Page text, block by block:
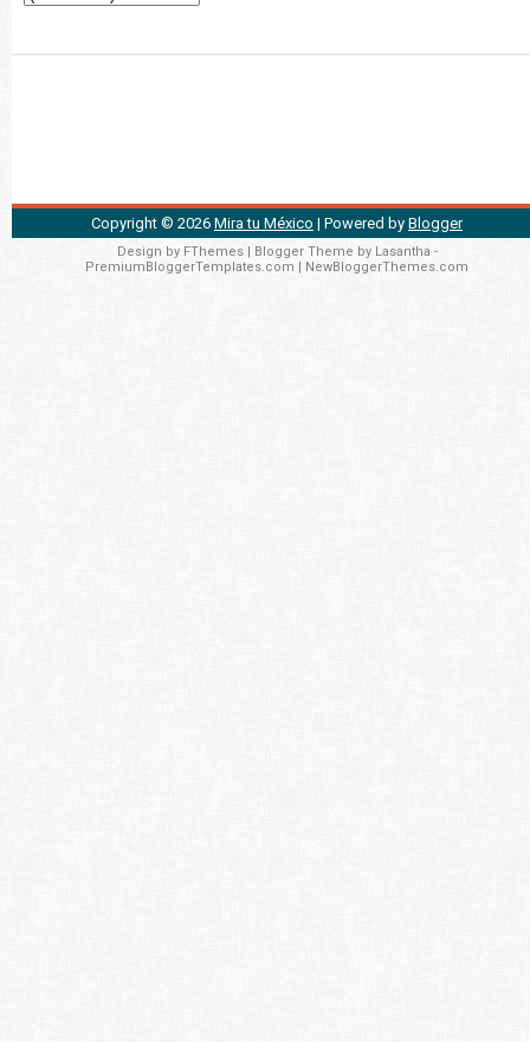
Copyright © 2026 Mira tu México | Powered by Blogger
Design by FThemes| Blogger Theme by Lasantha -
PremiumBloggerTemplates.com
NewBloggerThemes.com